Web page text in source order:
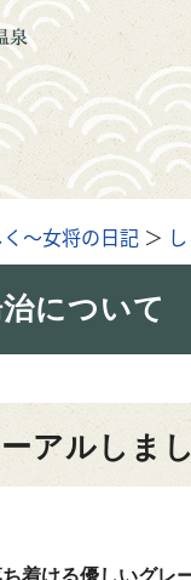
～女将の日記 ＞
について
アルしま
着ける優しいグレ